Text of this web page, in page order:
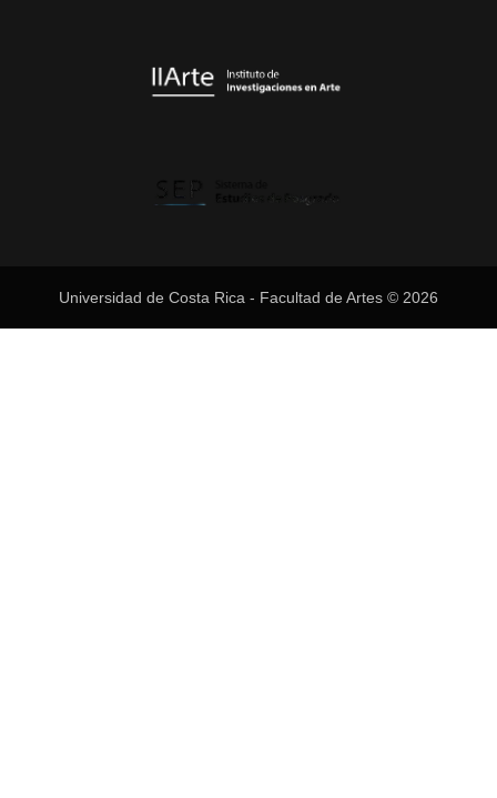
Universidad de Costa Rica - Facultad de Artes © 2026